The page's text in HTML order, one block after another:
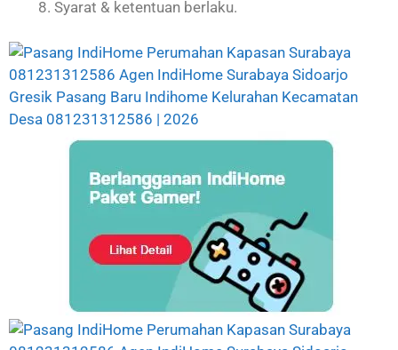
Syarat & ketentuan berlaku.